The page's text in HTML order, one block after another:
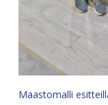
Maastomalli